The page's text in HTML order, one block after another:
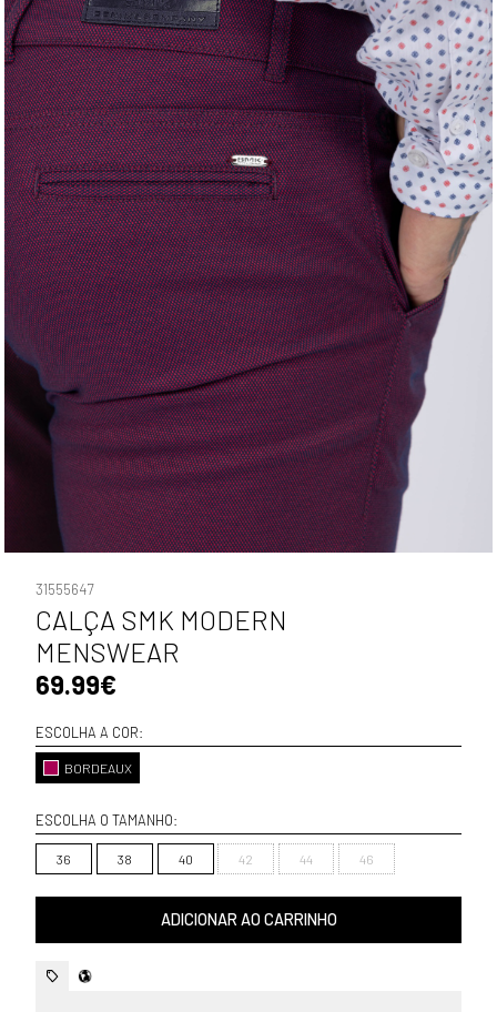
31555647
CALÇA SMK MODERN
MENSWEAR
69.99€
ESCOLHA A COR:
BORDEAUX
ESCOLHA O TAMANHO:
36 38 40 42 44 46
ADICIONAR AO CARRINHO